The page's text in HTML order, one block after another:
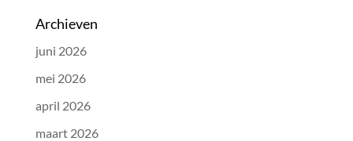
Archieven
juni 2026
mei 2026
april 2026
maart 2026